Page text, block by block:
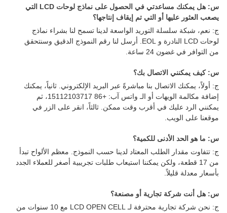
س: هل يمكنك مساعدتي في الحصول على نماذج لوحات LCD التي
يصعب العثور عليها أو التي تم إيقاف إنتاجها؟
ج: نعم، شبكة سلسلة التوريد الواسعة لدينا تسمح لنا بشراء نماذج
لوحات LCD النادرة و EOL. أرسل لنا رقم النموذج الدقيق وسنتحقق
من التوافر في غضون 24 ساعة.
س: كيف يمكنني الاتصال بك؟
ج: أولاً، يمكنك الاتصال بنا مباشرةً عبر البريد الإلكتروني. ثانياً، يمكنك
إضافة مكالمة الويهات أو الـ واتس آب: +86 15112103717، ثم
يمكنني الرد عليك في أقرب وقت ممكن. ثالثاً، انقر على الزر في
موقعنا على الويب.
س: ما هو الحد الأدنى للكمية؟
ج: تتفاوت مقدار الطلب المعتاد لدينا حسب النموذج. معظم الألواح تبدأ
من 17 قطعة، ولكن يمكننا استيعاب طلبات تجريبية أصغر للعملاء الجدد
بأسعار معدلة قليلاً.
س: هل أنت شركة تجارية أو مصنعة؟
ج: نحن شركة تجارية محترفة لـ LCD OPEN CELL مع 10 سنوات من